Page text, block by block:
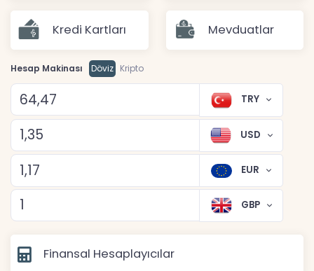
Kredi Kartları Mevduatlar
Hesap Makinası Döviz Kripto
TRY
USD
EUR
GBP
Finansal Hesaplayıcılar